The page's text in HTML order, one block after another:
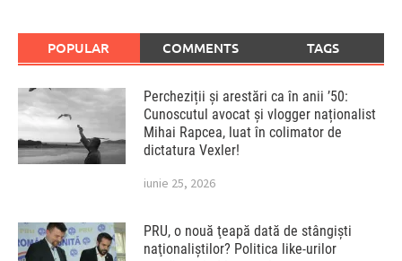
POPULAR COMMENTS TAGS
Percheziții și arestări ca în anii ’50:
Cunoscutul avocat și vlogger naționalist
Mihai Rapcea, luat în colimator de
dictatura Vexler!
iunie 25, 2026
PRU, o nouă ţeapă dată de stângişti
naţionaliştilor? Politica like-urilor